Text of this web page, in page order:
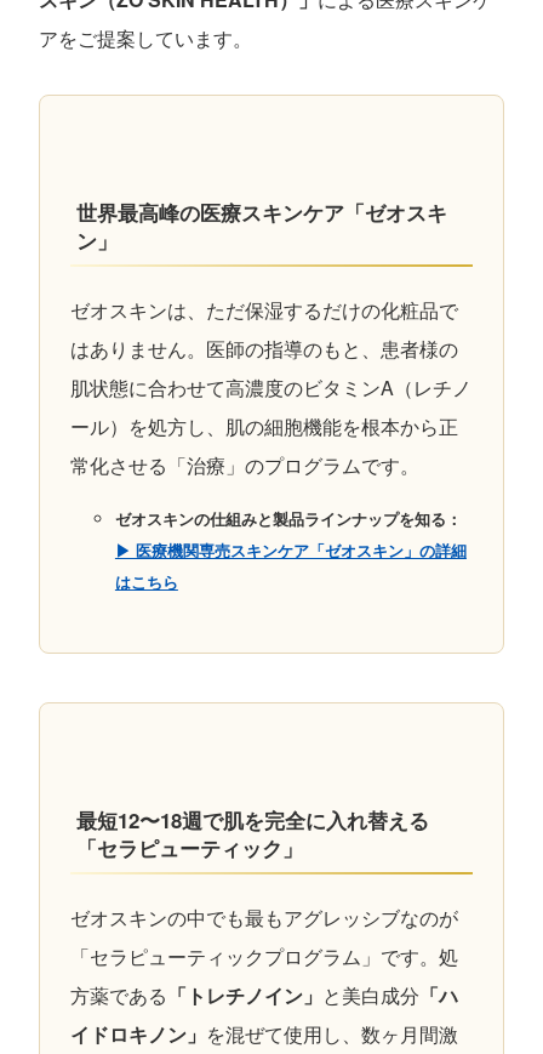
アをご提案しています。
世界最高峰の医療スキンケア「ゼオスキ
ン」
ゼオスキンは、ただ保湿するだけの化粧品で
はありません。医師の指導のもと、患者様の
肌状態に合わせて高濃度のビタミンA（レチノ
ール）を処方し、肌の細胞機能を根本から正
常化させる「治療」のプログラムです。
ゼオスキンの仕組みと製品ラインナップを知る：
▶︎ 医療機関専売スキンケア「ゼオスキン」の詳細
はこちら
最短12〜18週で肌を完全に入れ替える
「セラピューティック」
ゼオスキンの中でも最もアグレッシブなのが
「セラピューティックプログラム」です。処
方薬である 「トレチノイン」 と美白成分 「ハ
イドロキノン」 を混ぜて使用し、数ヶ月間激